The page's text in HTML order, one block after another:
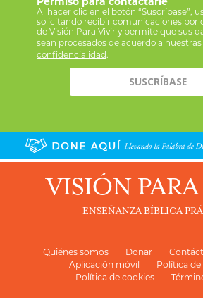
Al hacer clic en el botón “Suscríbase”,
solicitando recibir comunicaciones por
de Visión Para Vivir y permite que sus
sean procesados de acuerdo a nuestras
confidencialidad.
VISIÓN
ENSEÑANZA BÍBLICA
Quiénes somos Donar
Aplicación móvil
Política
Política de cookies